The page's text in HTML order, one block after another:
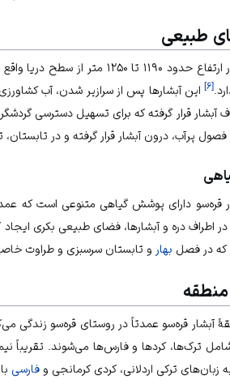
طبیعی
[۶]این آبشارها پس از سرازیر شدن، آب
آبشار قرار گرفته که برای تسهیل دسترسی
فصول پرآب، درون آبشار قرار گرفته و در تابستان،
قره‌سو دارای پوشش گیاهی متنوعی است که
اطراف دره و آبشارها، فضای طبیعی بکری
که در فصل بهار و تابستان سرسبزی و طراوت
آبشار قره‌سو عمدتاً در روستای قره‌سو زندگی
ترک‌ها، کردها و فارس‌ها می‌شوند. تقریباً
زبان‌های ترکی اردلانی، کردی کرمانجی و فارسی